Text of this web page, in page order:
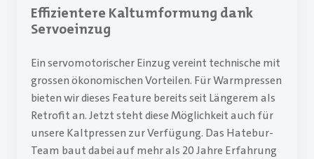
Effizientere Kaltumformung dank
Servoeinzug
Ein servomotorischer Einzug vereint technische mit
grossen ökonomischen Vorteilen. Für Warmpressen
bieten wir dieses Feature bereits seit Längerem als
Retrofit an. Jetzt steht diese Möglichkeit auch für
unsere Kaltpressen zur Verfügung. Das Hatebur-
Team baut dabei auf mehr als 20 Jahre Erfahrung